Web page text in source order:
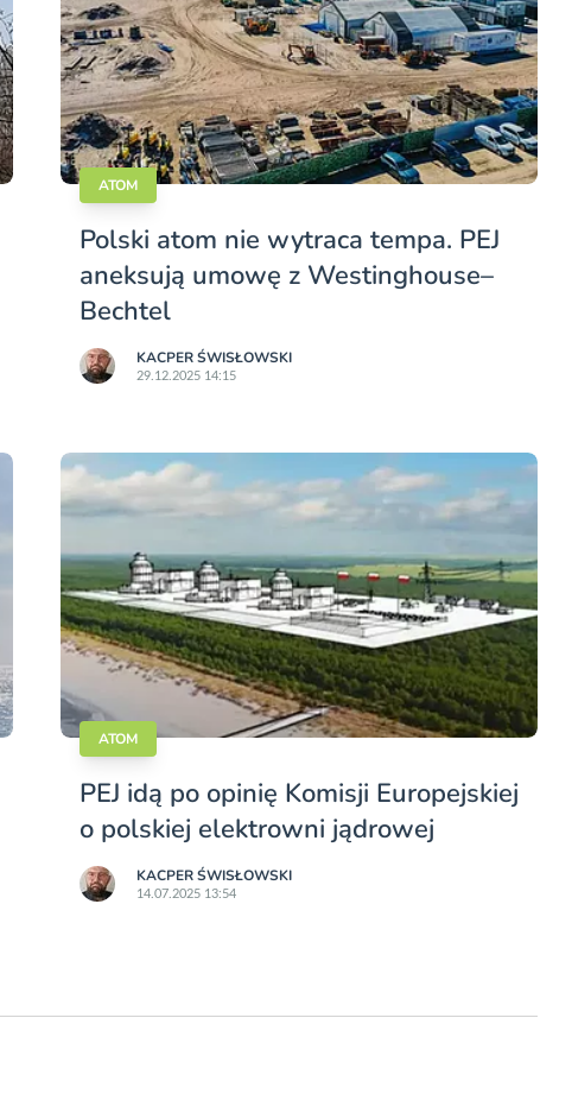
ATOM
Polski atom nie wytraca tempa. PEJ
aneksują umowę z Westinghouse–
Bechtel
KACPER ŚWISŁO­WSKI
29.12.2025 14:15
ATOM
PEJ idą po opinię Komisji Europejskiej
o polskiej elektrowni jądrowej
KACPER ŚWISŁO­WSKI
14.07.2025 13:54